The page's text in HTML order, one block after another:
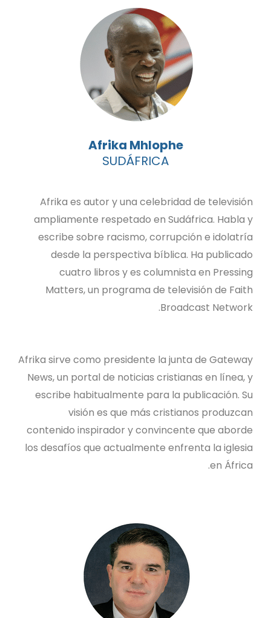
Afrika Mhlophe
SUDÁFRICA
Afrika es autor y una celebridad de televisión
ampliamente respetado en Sudáfrica. Habla y
escribe sobre racismo, corrupción e idolatría
desde la perspectiva bíblica. Ha publicado
cuatro libros y es columnista en Pressing
Matters, un programa de televisión de Faith
Broadcast Network.
Afrika sirve como presidente la junta de Gateway
News, un portal de noticias cristianas en línea, y
escribe habitualmente para la publicación. Su
visión es que más cristianos produzcan
contenido inspirador y convincente que aborde
los desafíos que actualmente enfrenta la iglesia
en África.